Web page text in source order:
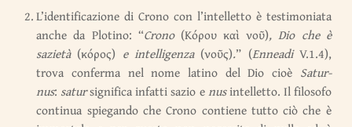
L’identificazione di Crono con l’intelletto è testimoniata
anche da Plotino: “Crono (Κόρου καὶ νοῦ), Dio che è
sazietà (κόρος) e intelligenza (νοῦς).” (EnneadiV.1.4),
trova conferma nel nome latino del Dio cioè Satur-
nus: satursignifica infatti sazio enusintelletto. Il filosofo
continua spiegando che Crono contiene tutto ciò che è